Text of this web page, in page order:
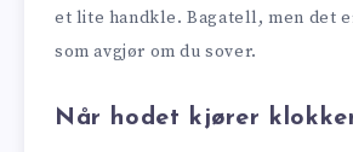
et lite handkle. Bagatell, men det
som avgjør om du sover.
Når hodet kjører